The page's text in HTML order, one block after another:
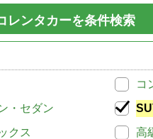
レンタカーを条件検索
コ
・セダン
クス
高